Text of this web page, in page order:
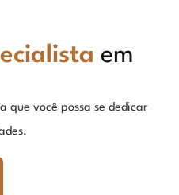
em
que você possa se dedicar